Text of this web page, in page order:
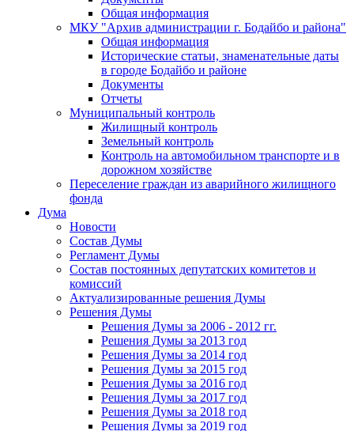
Общая информация
МКУ "Архив администрации г. Бодайбо и района"
Общая информация
Исторические статьи, знаменательные даты
в городе Бодайбо и районе
Документы
Отчеты
Муниципальный контроль
Жилищный контроль
Земельный контроль
Контроль на автомобильном транспорте и в
дорожном хозяйстве
Переселение граждан из аварийного жилищного
фонда
Дума
Новости
Состав Думы
Регламент Думы
Состав постоянных депутатских комитетов и
комиссий
Актуализированные решения Думы
Решения Думы
Решения Думы за 2006 - 2012 гг.
Решения Думы за 2013 год
Решения Думы за 2014 год
Решения Думы за 2015 год
Решения Думы за 2016 год
Решения Думы за 2017 год
Решения Думы за 2018 год
Решения Думы за 2019 год